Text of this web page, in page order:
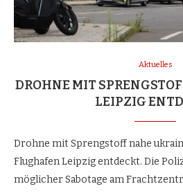
Aktuelles
DROHNE MIT
LEIPZIG
Drohne mit Sprengstoff nahe
Flughafen Leipzig entdeckt. Die
möglicher Sabotage am